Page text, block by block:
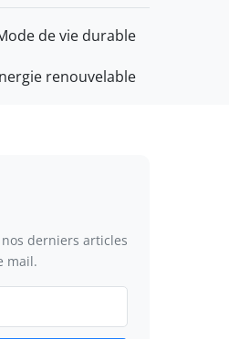
de vie durable
renouvelable
derniers articles
mail.